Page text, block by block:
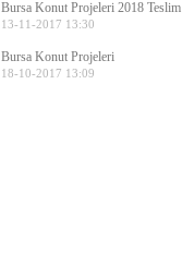
Bursa Konut Projeleri 2018 Teslim
13-11-2017 13:30
Bursa Konut Projeleri
18-10-2017 13:09